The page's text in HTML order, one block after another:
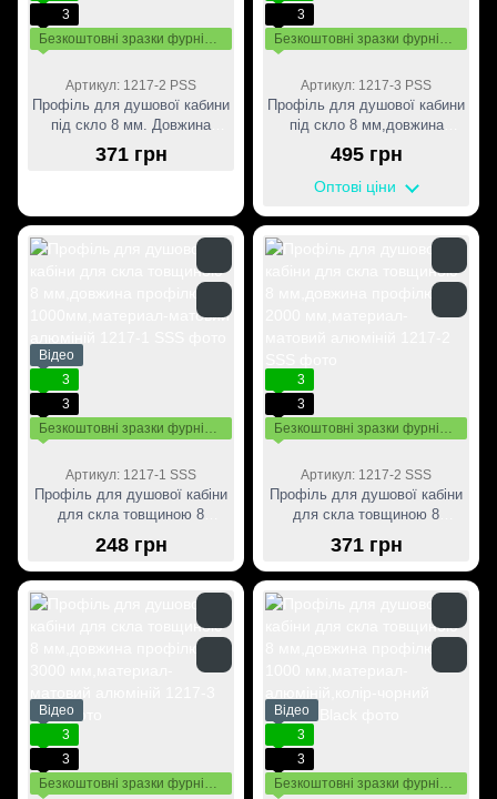
3
Безкоштовні зразки фурнітури
Артикул: 1217-2 PSS
Профіль для душової кабини
під скло 8 мм. Довжина
профілю 2000 мм, матеріал
металу-алюміній
371 грн
3
Безкоштовні зразки фурнітури
Артикул: 1217-3 PSS
Профіль для душової кабини
під скло 8 мм,довжина
профілю 3000 мм, матеріал
металу-алюміній
495 грн
Оптові ціни
Відео
3
3
Безкоштовні зразки фурнітури
Артикул: 1217-1 SSS
Профіль для душової кабіни
для скла товщиною 8
мм,довжина профілю
1000мм,материал-матовий
алюміній
248 грн
3
3
Безкоштовні зразки фурнітури
Артикул: 1217-2 SSS
Профіль для душової кабіни
для скла товщиною 8
мм,довжина профілю 2000
мм,материал-матовий
алюміній
371 грн
Відео
3
3
Відео
3
3